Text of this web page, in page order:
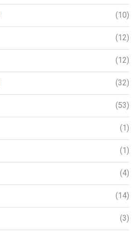
(10)
(12)
(12)
(32)
(53)
(1)
(1)
(4)
(14)
(3)